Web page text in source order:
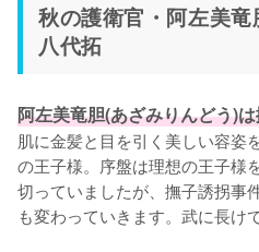
秋の護衛官・阿左美
八代拓
阿左美竜胆(あざみりんどう)
肌に金髪と目を引く美しい容姿
の王子様。序盤は理想の王子様
切っていましたが、撫子誘拐事
も変わっていきます。武に長け